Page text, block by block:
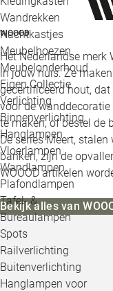
Wandrekken
Nachtkastjes
Meubelhoezen
Meubelonderhoud
Eigen Collectie
Verlichting
Binnenverlichting
Hanglampen
Vloerlampen
Wandlampen
Plafondlampen
Tafel- &
Bureaulampen
Spots
Railverlichting
Buitenverlichting
Hanglampen voor
WOOOD
Het Nederlandse merk
in jouw huis. Ze
gecertificeerd hout,
voor de
te maken, of bestel de
De series Meert,
banken, zijn de
WOOOD artikelen
Bekijk alles van